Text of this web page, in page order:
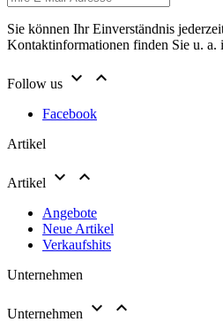
Sie können Ihr Einverständnis
Kontaktinformationen finden Sie u. a.
Follow us  
Facebook
Artikel
Artikel  
Angebote
Neue Artikel
Verkaufshits
Unternehmen
Unternehmen  